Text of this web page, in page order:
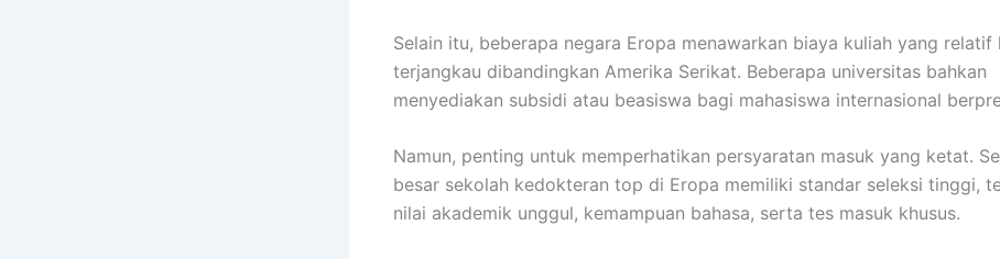
Selain itu, beberapa negara Eropa menawarkan biaya kuliah yang relatif
terjangkau dibandingkan Amerika Serikat. Beberapa universitas bahkan
menyediakan subsidi atau beasiswa bagi mahasiswa internasional
Namun, penting untuk memperhatikan persyaratan masuk yang ketat.
besar sekolah kedokteran top di Eropa memiliki standar seleksi tinggi,
nilai akademik unggul, kemampuan bahasa, serta tes masuk khusus.